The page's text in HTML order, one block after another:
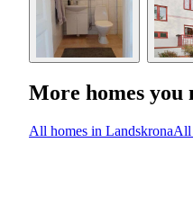
More homes you
All homes in LandskronaAll